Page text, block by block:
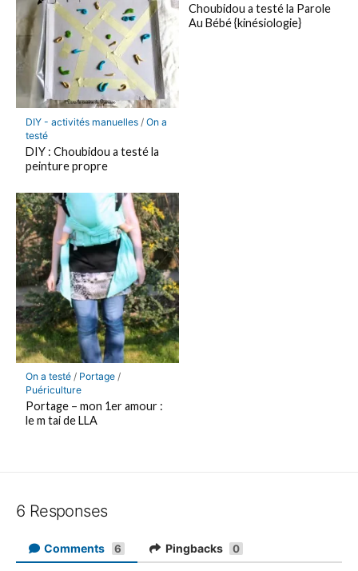
DIY - activités manuelles/ On a
testé
DIY : Choubidou a testé la
peinture propre
Choubidou a testé la Parole
Au Bébé {kinésiologie}
On a testé/ Portage/
Puériculture
Portage – mon 1er amour :
le m tai de LLA
6 Responses
Comments 6 Pingbacks 0